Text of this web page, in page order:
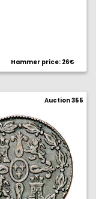
Hammer price: 26€
Auction 355